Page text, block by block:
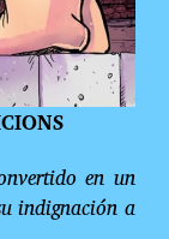
en un
indignación a